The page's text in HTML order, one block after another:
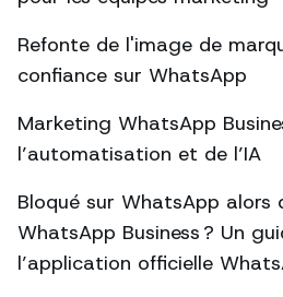
Refonte de l'image de
confiance sur WhatsApp
Marketing WhatsApp
l’automatisation et de l’IA
Bloqué sur WhatsApp alors
WhatsApp Business ? Un
l’application officielle